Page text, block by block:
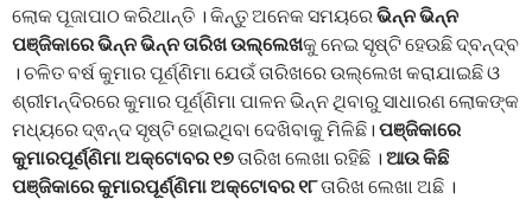
ଲୋକ ପୂଜାପାଠ କରିଥାନ୍ତି । କିନ୍ତୁ ଅନେକ ସମୟରେ ଭିନ୍ନ ଭିନ୍ନ
ପଞ୍ଜିକାରେ ଭିନ୍ନ ଭିନ୍ନ ତାରିଖ ଉଲ୍ଲେଖକୁ ନେଇ ସୃଷ୍ଟି ହେଉଛି ଦ୍ବନ୍ଦ୍ବ
। ଚଳିତ ବର୍ଷ କୁମାର ପୂର୍ଣ୍ଣିମା ଯେଉଁ ତାରିଖରେ ଉଲ୍ଲେଖ କରାଯାଇଛି ଓ
ଶ୍ରୀମନ୍ଦିରରେ କୁମାର ପୂର୍ଣ୍ଣିମା ପାଳନ ଭିନ୍ନ ଥିବାରୁ ସାଧାରଣ ଲୋକଙ୍କ
ମଧ୍ୟରେ ଦ୍ଵନ୍ଦ ସୃଷ୍ଟି ହୋଇଥିବା ଦେଖିବାକୁ ମିଳିଛି। ପଞ୍ଜିକାରେ
କୁମାରପୂର୍ଣ୍ଣିମା ଅକ୍ଟୋବର ୧୭ତାରିଖ ଲେଖା ରହିଛି । ଆଉ କିଛି
ପଞ୍ଜିକାରେ କୁମାରପୂର୍ଣ୍ଣିମା ଅକ୍ଟୋବର ୧୮ତାରିଖ ଲେଖା ଅଛି ।